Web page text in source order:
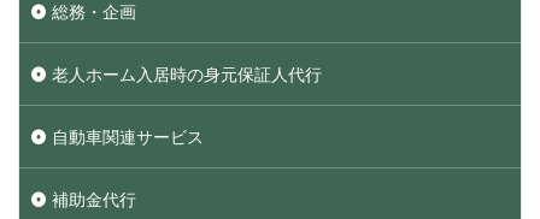
総務・企画
老人ホーム入居時の身元保証人代行
自動車関連サービス
補助金代行